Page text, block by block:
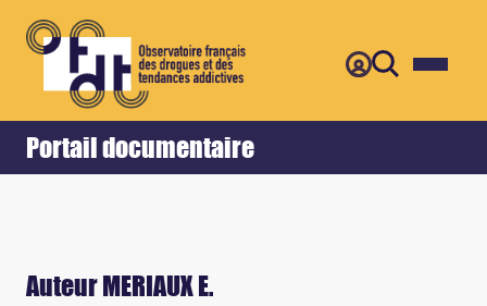
Portail documentaire
Accueil Retour
Auteur MERIAUX E.